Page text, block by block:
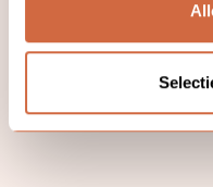
Van crisis tot